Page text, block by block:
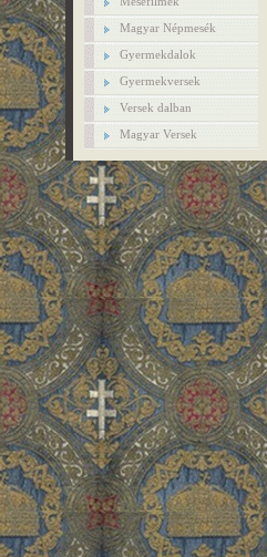
Magyar Népmesék
Gyermekdalok
Gyermekversek
Versek dalban
Magyar Versek